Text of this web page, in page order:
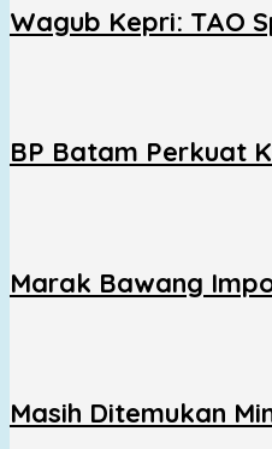
Wagub Kepri: TAO
BP Batam Perkuat
Marak Bawang
Masih Ditemukan